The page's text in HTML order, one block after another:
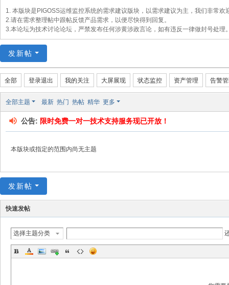
O
品
论
坛
1. 本版块是PIGOSS运维监控系统的需求建议版块，以需求建议为主，我们非常
2.请在需求整理帖中跟帖反馈产品需求，以便尽快得到回复。
3.本论坛为技术讨论论坛，严禁发布任何涉黄涉政言论，如有违反一律做封号处理
发新帖
全部 登录退出 我的关注 大屏展现 状态监控 资产管理 告警
全部主题 最新 热门 热帖 精华 更多
公告: 限时免费一对一技术支持服务现已开放！
本版块或指定的范围内尚无主题
发新帖
快速发帖
选择主题分类